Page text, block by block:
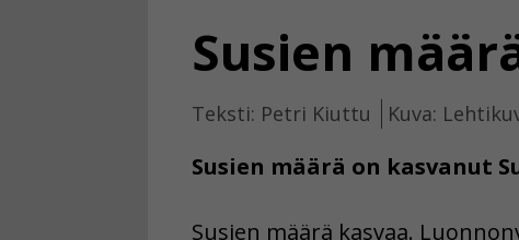
Susien
Teksti: Petri Kiuttu Kuva:
Susien määrä on kasvanut
Susien määrä kasvaa.